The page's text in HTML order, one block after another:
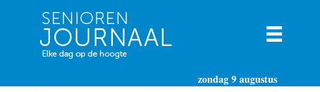
zondag 9 augustus